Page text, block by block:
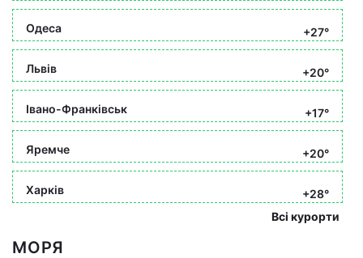
Одеса +27°
Львів +20°
Івано-Франківськ +17°
Яремче +20°
Харків
+28°
Всі курорти
МОРЯ